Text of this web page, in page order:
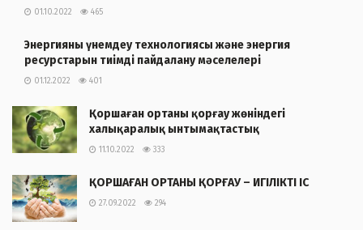
01.10.2022 465
Энергияны үнемдеу технологиясы және энергия
ресурстарын тиімді пайдалану мәселелері
01.12.2022 401
Қоршаған ортаны қорғау жөніндегі
халықаралық ынтымақтастық
11.10.2022 333
ҚОРШАҒАН ОРТАНЫ ҚОРҒАУ – ИГІЛІКТІ ІС
27.09.2022 294